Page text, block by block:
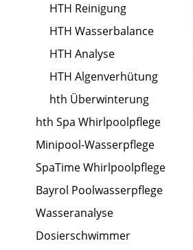
HTH Reinigung
HTH Wasserbalance
HTH Analyse
HTH Algenverhütung
hth Überwinterung
hth Spa Whirlpoolpflege
Minipool-Wasserpflege
SpaTime Whirlpoolpflege
Bayrol Poolwasserpflege
Wasseranalyse
Dosierschwimmer